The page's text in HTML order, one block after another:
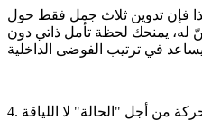
لذا فإن تدوين ثلاث جمل فقط حول
له، يمنحك لحظة تأمل ذاتي دون
الحركة من أجل "الحالة" لا اللياقة